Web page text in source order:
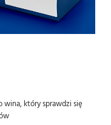
wina, który sprawdzi się